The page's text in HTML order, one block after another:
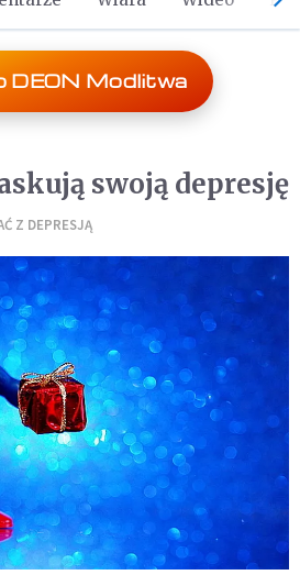
DEON Modlitwa
swoją depresję
Z DEPRESJĄ